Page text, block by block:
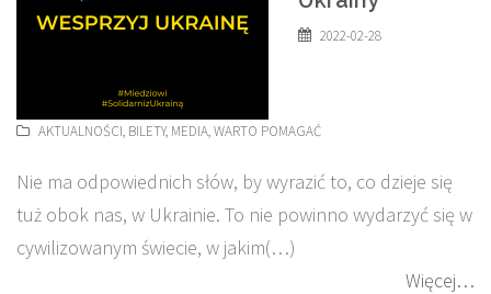
2022-02-28
AKTUALNOŚCI, BILETY, MEDIA,WARTO POMAGAĆ
Nie ma odpowiednich słów, by wyrazić to, co dzieje się
tuż obok nas, w Ukrainie. To nie powinno wydarzyć się w
cywilizowanym świecie, w jakim(…)
Więcej…